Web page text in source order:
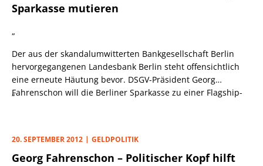
Sparkasse mutieren
„
Der aus der skandalumwitterten Bankgesellschaft Berlin
hervorgegangenen Landesbank Berlin steht offensichtlich
eine erneute Häutung bevor. DSGV-Präsident Georg
Fahrenschon will die Berliner Sparkasse zu einer Flagship-
„
20. SEPTEMBER 2012 GELDPOLITIK
Georg Fahrenschon – Politischer Kopf hilft